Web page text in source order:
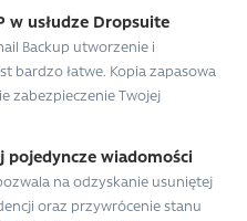
w usłudze Dropsuite
Backup utworzenie i
bardzo łatwe. Kopia zapasowa
zabezpieczenie Twojej
pojedyncze wiadomości
na odzyskanie usuniętej
oraz przywrócenie stanu